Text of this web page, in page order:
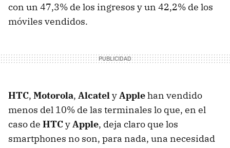
con un 47,3% de los ingresos y un 42,2% de los
móviles vendidos.
HTC, Motorola, AlcatelyApplehan vendido
menos del 10% de las terminales lo que, en el
caso de HTCyApple, deja claro que los
smartphones no son, para nada, una necesidad